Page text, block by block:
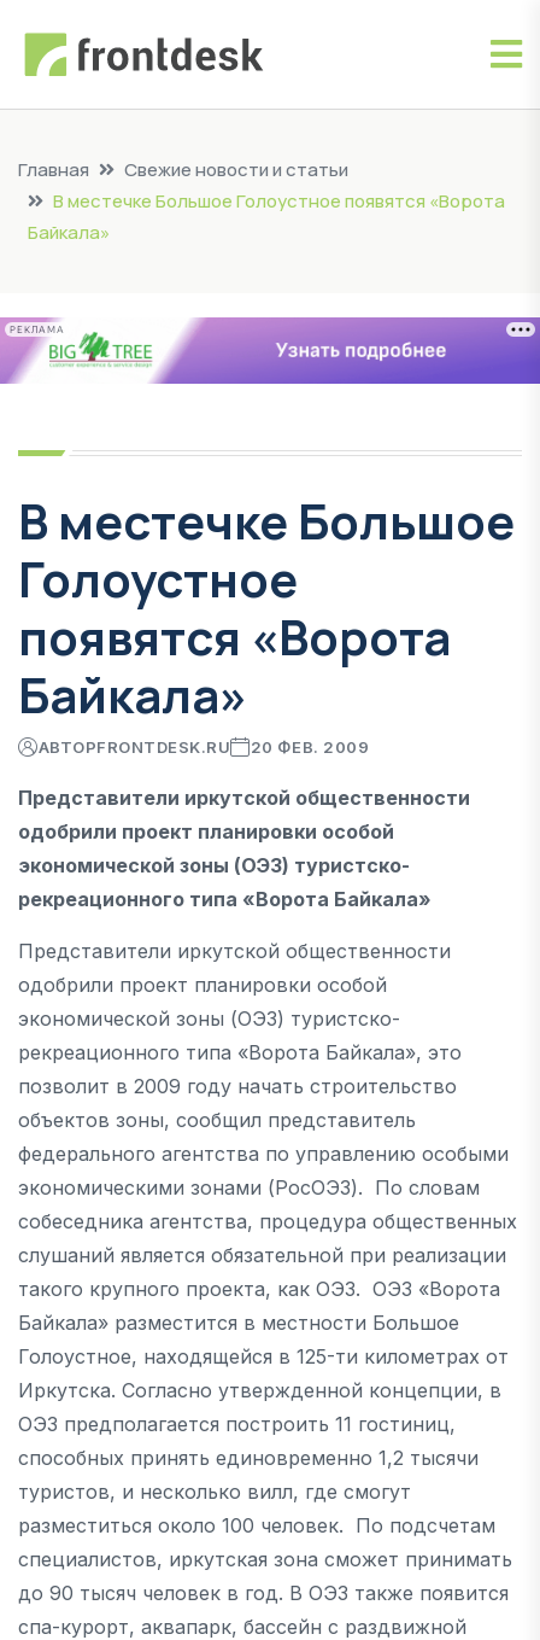
Главная
Свежие новости и статьи
В местечке Большое Голоустное появятся «Ворота
Байкала»
РЕКЛАМА
В местечке Большое
Голоустное
появятся «Ворота
Байкала»
АВТОРFRONTDESK.RU 20 ФЕВ. 2009
Представители иркутской общественности
одобрили проект планировки особой
экономической зоны (ОЭЗ) туристско-
рекреационного типа «Ворота Байкала»
Представители иркутской общественности
одобрили проект планировки особой
экономической зоны (ОЭЗ) туристско-
рекреационного типа «Ворота Байкала», это
позволит в 2009 году начать строительство
объектов зоны, сообщил представитель
федерального агентства по управлению особыми
экономическими зонами (РосОЭЗ). По словам
собеседника агентства, процедура общественных
слушаний является обязательной при реализации
такого крупного проекта, как ОЭЗ. ОЭЗ «Ворота
Байкала» разместится в местности Большое
Голоустное, находящейся в 125-ти километрах от
Иркутска. Согласно утвержденной концепции, в
ОЭЗ предполагается построить 11 гостиниц,
способных принять единовременно 1,2 тысячи
туристов, и несколько вилл, где смогут
разместиться около 100 человек. По подсчетам
специалистов, иркутская зона сможет принимать
до 90 тысяч человек в год. В ОЭЗ также появится
спа-курорт, аквапарк, бассейн с раздвижной